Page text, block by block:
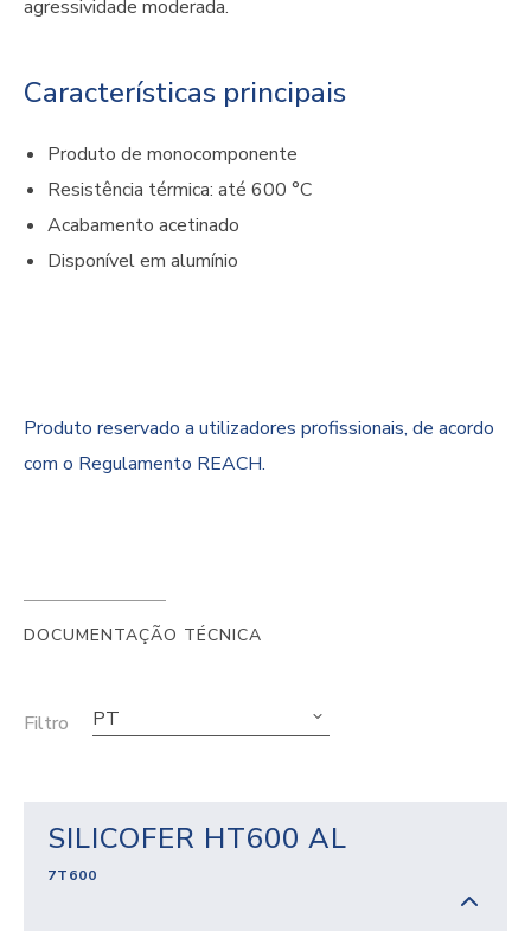
agressividade moderada.
Características principais
Produto de monocomponente
Resistência térmica: até 600 °C
Acabamento acetinado
Disponível em alumínio
Produto reservado a utilizadores profissionais, de acordo
com o Regulamento REACH.
DOCUMENTAÇÃO TÉCNICA
Filtro PT
SILICOFER HT600 AL
7T600